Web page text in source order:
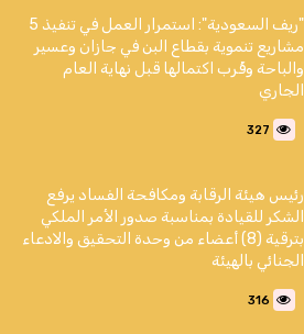
"ريف السعودية": استمرار العمل في تنفيذ 5
مشاريع تنموية بقطاع البن في جازان وعسير
والباحة وقُرب اكتمالها قبل نهاية العام
الجاري
327
رئيس هيئة الرقابة ومكافحة الفساد يرفع
الشكر للقيادة بمناسبة صدور الأمر الملكي
بترقية (8) أعضاء من وحدة التحقيق والادعاء
الجنائي بالهيئة
316